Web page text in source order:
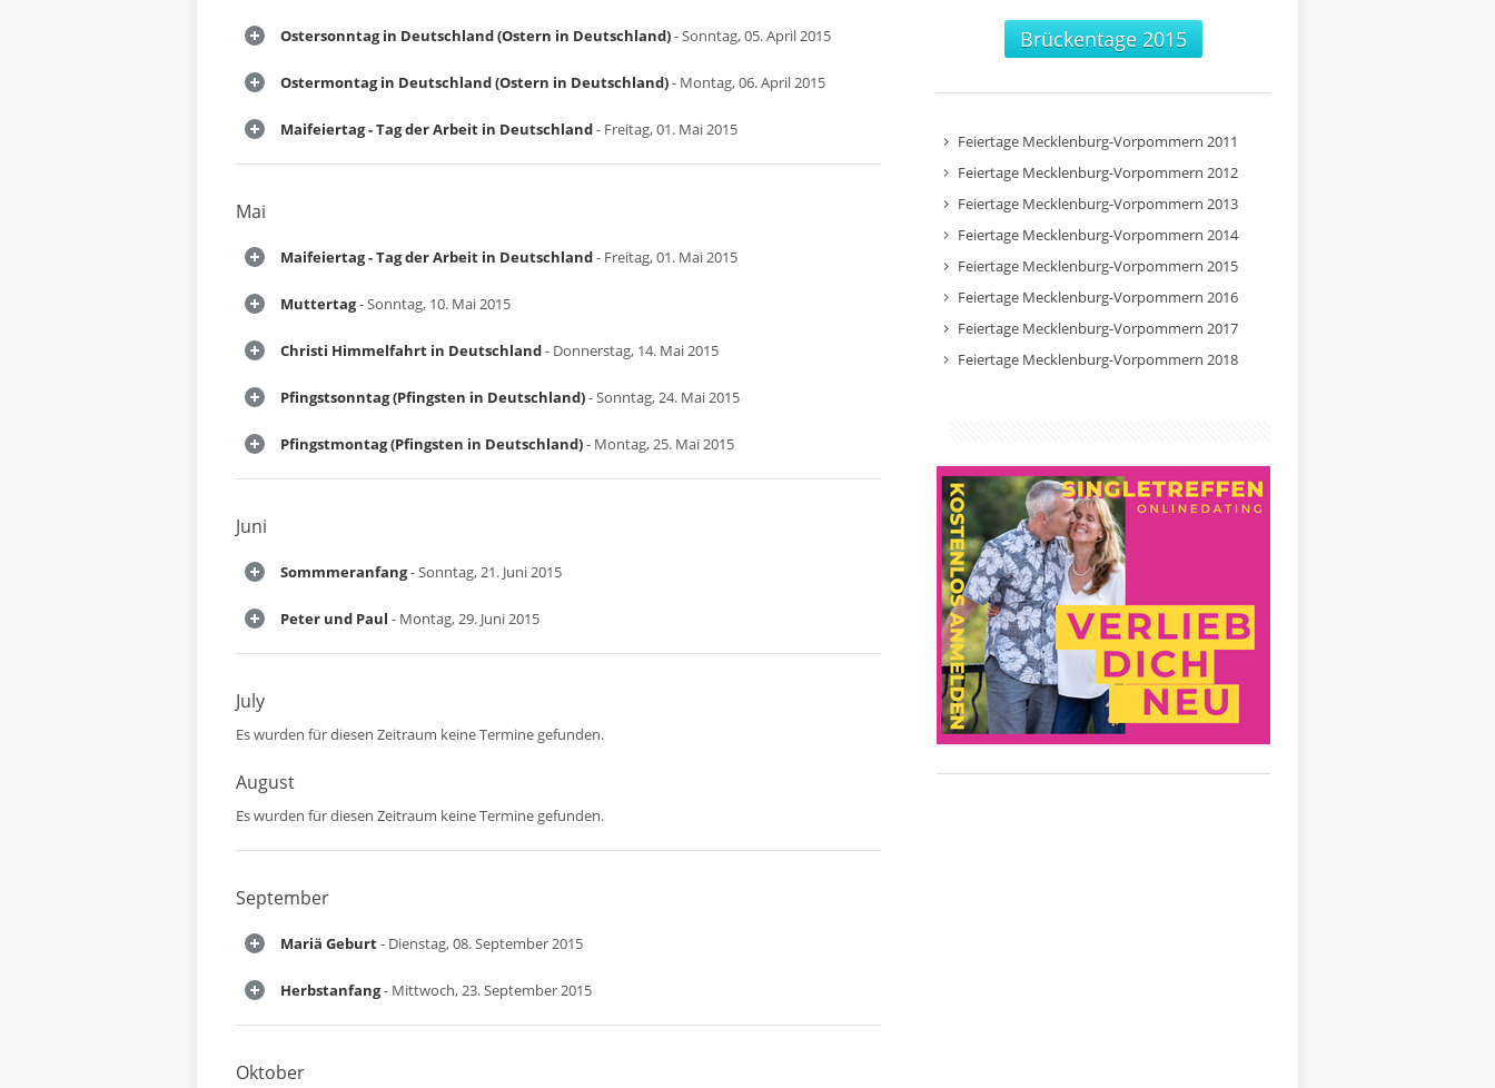
Ostersonntag in Deutschland (Ostern in Deutschland)- Sonntag, 05. April 2015
Ostermontag in Deutschland (Ostern in Deutschland)- Montag, 06. April 2015
Maifeiertag - Tag der Arbeit in Deutschland- Freitag, 01. Mai 2015
Mai
Maifeiertag - Tag der Arbeit in Deutschland- Freitag, 01. Mai 2015
Muttertag- Sonntag, 10. Mai 2015
Christi Himmelfahrt in Deutschland- Donnerstag, 14. Mai 2015
Pfingstsonntag (Pfingsten in Deutschland)- Sonntag, 24. Mai 2015
Pfingstmontag (Pfingsten in Deutschland)- Montag, 25. Mai 2015
Juni
Sommmeranfang- Sonntag, 21. Juni 2015
Peter und Paul - Montag, 29. Juni 2015
July
Es wurden für diesen Zeitraum keine Termine gefunden.
August
Es wurden für diesen Zeitraum keine Termine gefunden.
September
Mariä Geburt- Dienstag, 08. September 2015
Herbstanfang- Mittwoch, 23. September 2015
Oktober
Brückentage 2015
Feiertage Mecklenburg-Vorpommern 2011
Feiertage Mecklenburg-Vorpommern 2012
Feiertage Mecklenburg-Vorpommern 2013
Feiertage Mecklenburg-Vorpommern 2014
Feiertage Mecklenburg-Vorpommern 2015
Feiertage Mecklenburg-Vorpommern 2016
Feiertage Mecklenburg-Vorpommern 2017
Feiertage Mecklenburg-Vorpommern 2018